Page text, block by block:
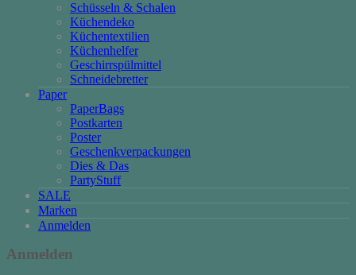
Schüsseln & Schalen
Küchendeko
Küchentextilien
Küchenhelfer
Geschirrspülmittel
Schneidebretter
Paper
PaperBags
Postkarten
Poster
Geschenkverpackungen
Dies & Das
PartyStuff
SALE
Marken
Anmelden
Anmelden